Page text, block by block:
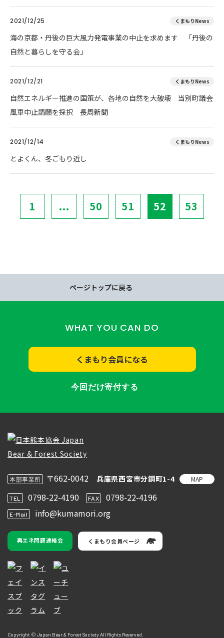
2021/12/25 くまもりNews
海の京都・丹後の巨大風力発電事業の中止を求めます 「丹後の
自然と暮らしを守る会」
2021/12/21 くまもりNews
自然エネルギー推進の国策が、各地の自然を大破壊 当別町議会
風車中止請願を採択 長周新聞
2021/12/14 くまもりNews
とよくん、冬ごもり近し
1 ... 50 51 52 53
ページトップに戻る
WHAT YOU CAN DO
くまもり会員になる
今回だけ寄付する
本部事業所 〒662-0042 兵庫県西宮市分銅町1-4 MAP
TEL 0798-22-4190 FAX 0798-22-4196
E-Mail info@kumamori.org
再エネ問題連絡会 くまもり会員ページ
Copyright © Japan Bear & Forest Society All Rights Reserved.